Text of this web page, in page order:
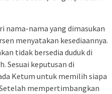
nama-nama yang dimasukan
menyatakan kesediaannya.
tidak bersedia duduk di
Sesuai keputusan di
Ketum untuk memilih siapa
mempertimbangkan